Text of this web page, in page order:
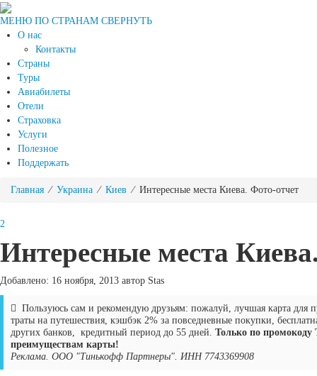
МЕНЮ ПО СТРАНАМ СВЕРНУТЬ
О нас
Контакты
Страны
Туры
Авиабилеты
Отели
Страховка
Услуги
Полезное
Поддержать
Главная ⁄ Украина ⁄ Киев ⁄ Интересные места Киева. Фото-отчет
2
Интересные места
Добавлено: 16 ноября, 2013 автор Stas
Пользуюсь сам и рекомендую друзьям: пожалуй, лучшая карта для
траты на путешествия, кэшбэк 2% за повседневные покупки,
других банков, кредитный период до 55 дней. Только по промокоду
преимуществам карты!
Реклама. ООО "Тинькофф Партнеры". ИНН 7743369908